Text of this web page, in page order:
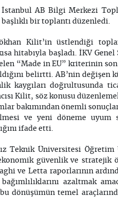
AB Bilgi Merkezi
başlıklı bir toplantı düzenledi.
Kilit’in üstlendiği
hitabıyla başladı. İKV Genel
“Made in EU” kriterinin
belirtti. AB’nin değişen
kaygıları doğrultusunda
Kilit, söz konusu
bakımından önemli
ve yeni döneme uyum
ifade etti.
Teknik Üniversitesi
güvenlik ve
ve Letta raporlarının
azaltmak
bu dönüşümün temel